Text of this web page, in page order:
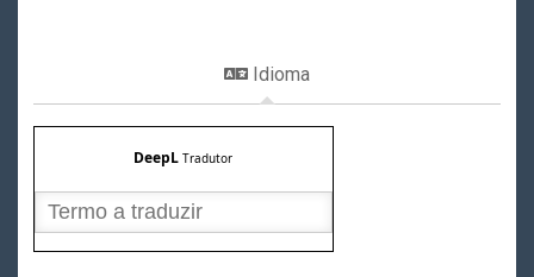
Idioma
DeepL Tradutor